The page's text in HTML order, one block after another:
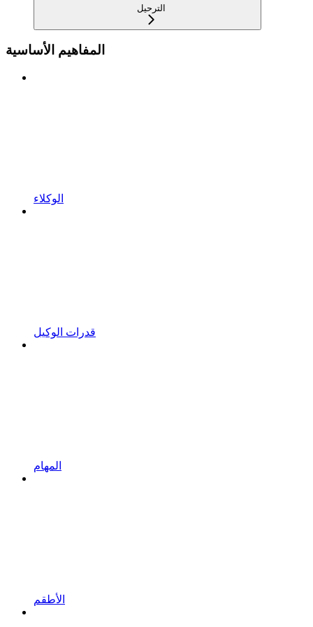
الترحيل
المفاهيم الأساسية
الوكلاء
قدرات الوكيل
المهام
الأطقم